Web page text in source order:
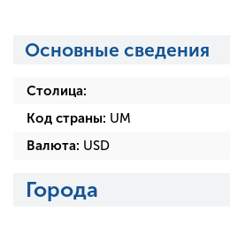
Основные сведения
Столица:
Код страны: UM
Валюта: USD
Города